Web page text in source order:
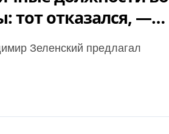
тот отказался, —